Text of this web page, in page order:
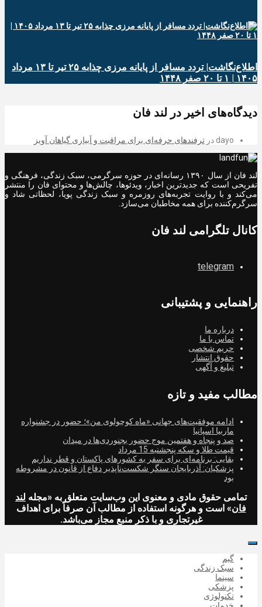
اطلاع‌نگاشت| تردد مسافر از پایانه‌ مرزی چذابه ۲۵ تیر تا ۱۳ مرداد
۱۴۰۵ | ۱ تا ۲۰ صفر ۱۴۴۸
دیدگاه‌های اخیر در لند فان
dayo در ترفندهای حرفه‌ای برای مراقبت و آبیاری گیاهان آویز
لند فان از سال ۱۳۹۰ رسانه‌ای در حوزه سرگرمی، سبک زندگی، فرهنگی و
تفریحی است که جدیدترین اخبار، ویدئوها، چالش‌ها و محتوای فان را منتشر
می‌کند و با روایت تجربه‌های روزمره و سبک زندگی پویا، لحظاتی شاد و
سرگرم‌کننده برای همه مخاطبان می‌سازد.
کانال تلگرامی لند فان
telegram
راهنمایی و پشتیبانی
درباره ما
تماس با ما
حریم شخصی
حقوق انتشار
تبلیغ و آگهی
مطالب مفید و تازه
ادامه موفقیت‌های جهانی «ماه کوچولوی من»؛ حضور در جشنواره
ماربیا اسپانیا
صد و پنجاه و هفتمین موج حضور بجنوردی‌ها در میدان
قیمت طلا و سکه پنجشنبه 15 مرداد
بقایی: برنامه‌ای برای سفر به کشورهای پاکستان و قطر نداریم
پزشکیان: آذربایجان سنگر شکست‌ناپذیر دفاع از قانون در مشروطه
بود
تمامی حقوق مادی و معنوی این وب‌سایت متعلق به «مجله لند
فان» است و هرگونه استفاده از مطالب آن صرفاً برای اهداف
غیرتجاری و با ذکر منبع مجاز می‌باشد.
گیم
سبک زندگی
سینما
پزشکی
تکنولوژی